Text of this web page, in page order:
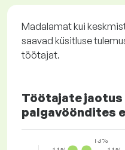
Madalamat kui
saavad küsitluse
töötajat.
Töötajate jaotus
palgavööndites